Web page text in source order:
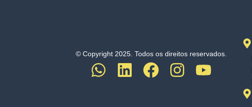
© Copyright 2025. Todos os direitos reservados.